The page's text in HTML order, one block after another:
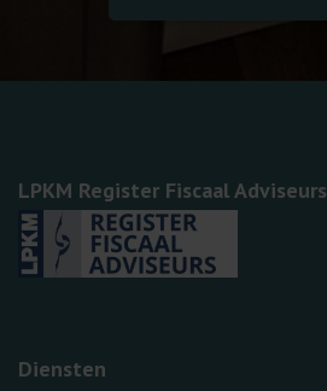
LPKM Register Fiscaal Adviseurs
Diensten